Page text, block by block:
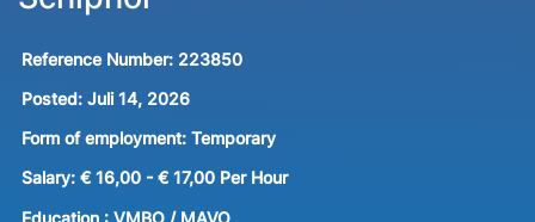
Reference Number: 223850
Posted: Juli 14, 2026
Form of employment: Temporary
Salary: € 16,00 - € 17,00 Per Hour
Education : VMBO / MAVO